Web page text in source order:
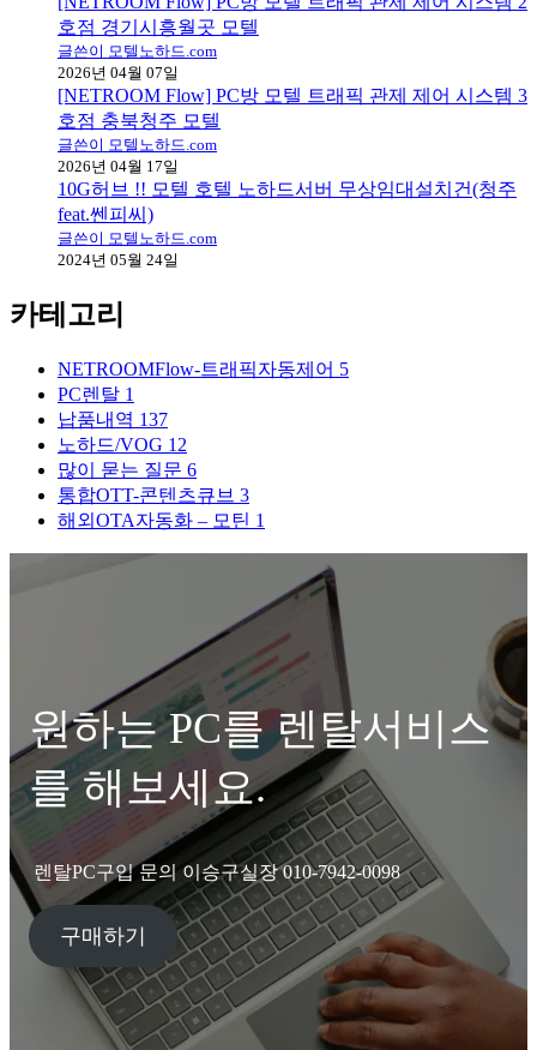
호점 경기시흥월곳 모텔
글쓴이 모텔노하드.com
2026년 04월 07일
[NETROOM Flow] PC방 모텔 트래픽 관제 제어 시스템 3
호점 충북청주 모텔
글쓴이 모텔노하드.com
2026년 04월 17일
10G허브 !! 모텔 호텔 노하드서버 무상임대설치건(청주
feat.쎈피씨)
글쓴이 모텔노하드.com
2024년 05월 24일
카테고리
NETROOMFlow-트래픽자동제어 5
PC렌탈 1
납품내역 137
노하드/VOG 12
많이 묻는 질문 6
통합OTT-콘텐츠큐브 3
해외OTA자동화 – 모틴 1
원하는 PC를 렌탈서비스
를 해보세요.
렌탈PC구입 문의 이승구실장 010-7942-0098
구매하기